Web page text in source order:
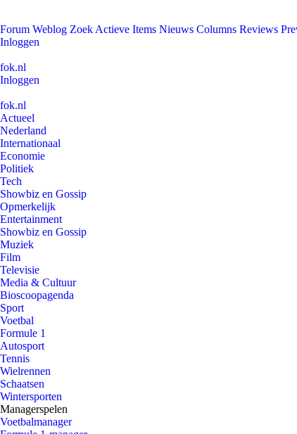
Forum Weblog Zoek Actieve Items Nieuws Columns Reviews
Inloggen
fok.nl
Inloggen
fok.nl
Actueel
Nederland
Internationaal
Economie
Politiek
Tech
Showbiz en Gossip
Opmerkelijk
Entertainment
Showbiz en Gossip
Muziek
Film
Televisie
Media & Cultuur
Bioscoopagenda
Sport
Voetbal
Formule 1
Autosport
Tennis
Wielrennen
Schaatsen
Wintersporten
Managerspelen
Voetbalmanager